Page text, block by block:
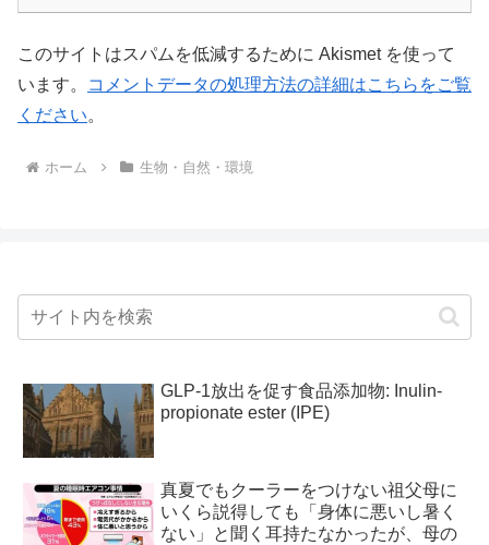
このサイトはスパムを低減するために Akismet を使って
います。
コメントデータの処理方法の詳細はこちらをご覧
ください。
ホーム 生物・自然・環境
GLP-1放出を促す食品添加物: Inulin-
propionate ester (IPE)
真夏でもクーラーをつけない祖父母に
いくら説得しても「身体に悪いし暑く
ない」と聞く耳持たなかったが、母の